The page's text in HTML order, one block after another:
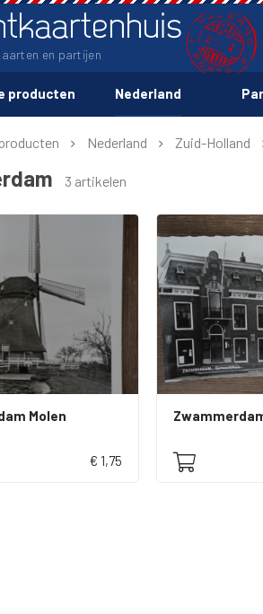
en partijen
producten Nederland
Nederland Zuid-Holland
3 artikelen
Molen
€ 1,75